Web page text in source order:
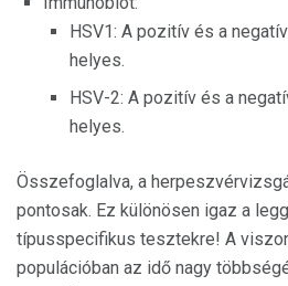
HSV1: A pozitív és a
helyes.
HSV-2: A pozitív és a
helyes.
Összefoglalva, a
pontosak. Ez különösen igaz a
típusspecifikus tesztekre! A
populációban az idő nagy